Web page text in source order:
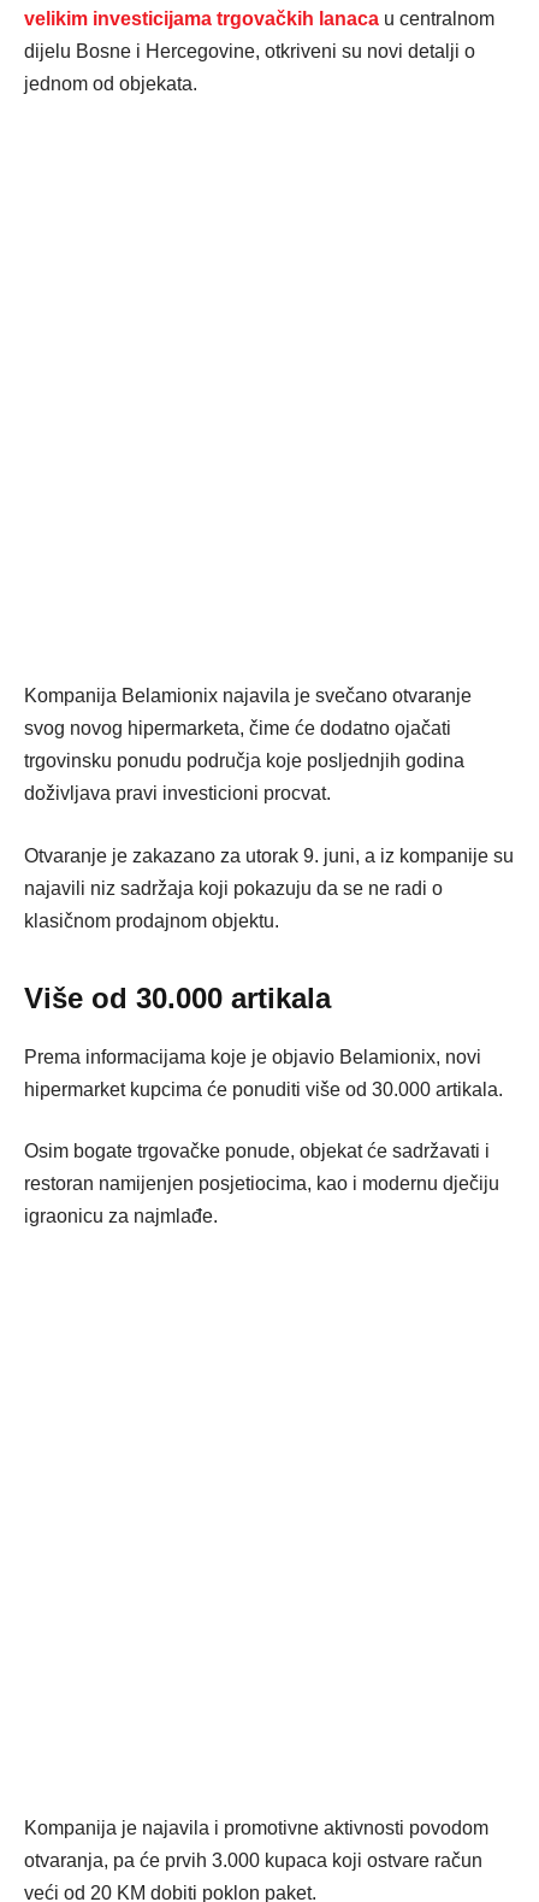
velikim investicijama trgovačkih lanaca u centralnom
dijelu Bosne i Hercegovine, otkriveni su novi detalji o
jednom od objekata.
Kompanija Belamionix najavila je svečano otvaranje
svog novog hipermarketa, čime će dodatno ojačati
trgovinsku ponudu područja koje posljednjih godina
doživljava pravi investicioni procvat.
Otvaranje je zakazano za utorak 9. juni, a iz kompanije su
najavili niz sadržaja koji pokazuju da se ne radi o
klasičnom prodajnom objektu.
Više od 30.000 artikala
Prema informacijama koje je objavio Belamionix, novi
hipermarket kupcima će ponuditi više od 30.000 artikala.
Osim bogate trgovačke ponude, objekat će sadržavati i
restoran namijenjen posjetiocima, kao i modernu dječiju
igraonicu za najmlađe.
Kompanija je najavila i promotivne aktivnosti povodom
otvaranja, pa će prvih 3.000 kupaca koji ostvare račun
veći od 20 KM dobiti poklon paket.